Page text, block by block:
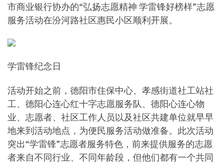
市商业银行协办的“弘扬志愿精神 学雷锋好榜样”志愿
服务活动在汾河路社区惠民小区顺利开展。
学雷锋纪念日
活动开始之前，德阳市住保中心、孝感街道社工站社
工、德阳心连心红十字志愿服务队、德阳心连心物
业、志愿者、社区工作人员以及社区共建单位就早早
地来到活动地点，为便民服务活动做准备。此次活动
突出“学雷锋”志愿者服务特色，前来提供服务的志愿
者来自不同行业、不同年龄段，但他们都有一个共同